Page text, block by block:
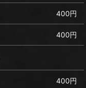
400円
400円
400円